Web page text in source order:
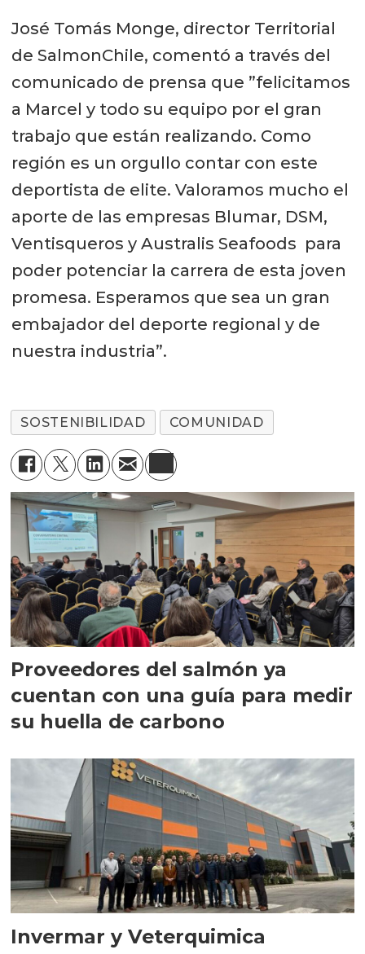
José Tomás Monge, director Territorial
de SalmonChile, comentó a través del
comunicado de prensa que ”felicitamos
a Marcel y todo su equipo por el gran
trabajo que están realizando. Como
región es un orgullo contar con este
deportista de elite. Valoramos mucho el
aporte de las empresas Blumar, DSM,
Ventisqueros y Australis Seafoods para
poder potenciar la carrera de esta joven
promesa. Esperamos que sea un gran
embajador del deporte regional y de
nuestra industria”.
SOSTENIBILIDAD COMUNIDAD
Proveedores del salmón ya
cuentan con una guía para medir
su huella de carbono
Invermar y Veterquimica